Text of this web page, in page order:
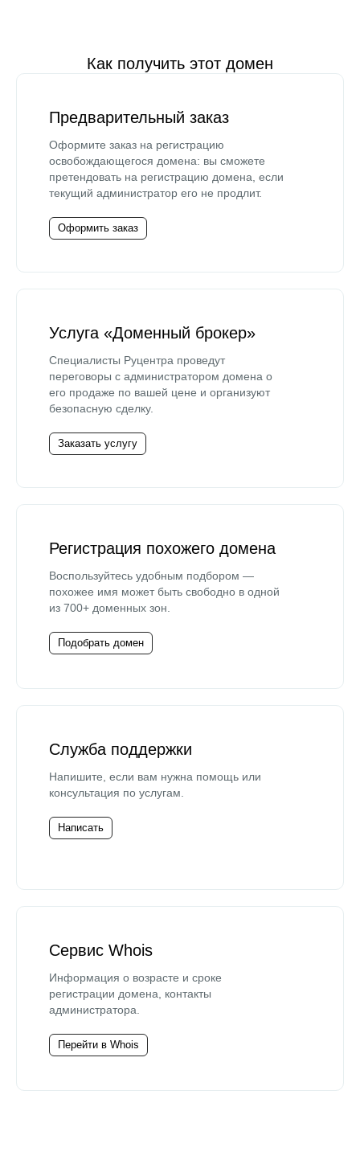
Как получить этот домен
Предварительный заказ
Оформите заказ на регистрацию
освобождающегося домена: вы сможете
претендовать на регистрацию домена, если
текущий администратор его не продлит.
Оформить заказ
Услуга «Доменный брокер»
Специалисты Руцентра проведут
переговоры с администратором домена о
его продаже по вашей цене и организуют
безопасную сделку.
Заказать услугу
Регистрация похожего домена
Воспользуйтесь удобным подбором —
похожее имя может быть свободно в одной
из 700+ доменных зон.
Подобрать домен
Служба поддержки
Напишите, если вам нужна помощь или
консультация по услугам.
Написать
Сервис Whois
Информация о возрасте и сроке
регистрации домена, контакты
администратора.
Перейти в Whois